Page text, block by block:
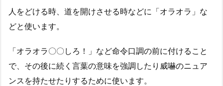
人をどける時、道を開けさせる時などに「オラオラ」な
どと使います。
「オラオラ〇〇しろ！」など命令口調の前に付けること
で、その後に続く言葉の意味を強調したり威嚇のニュア
ンスを持たせたりするために使います。